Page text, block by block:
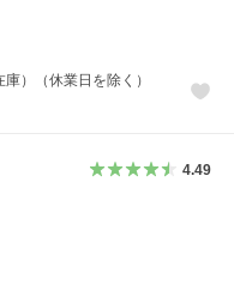
）（休業日を除く）
4.49